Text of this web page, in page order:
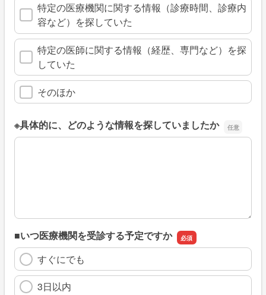
特定の医療機関に関する情報（診療時間、診療内
容など）を探していた
特定の医師に関する情報（経歴、専門など）を探
していた
そのほか
※具体的に、どのような情報を探していましたか
※具体的に、どのような情報を探していましたか
■いつ医療機関を受診する予定ですか
すぐにでも
3日以内